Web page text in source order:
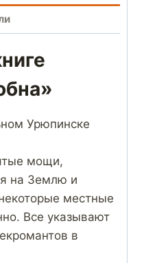
Урюпинске
мощи,
на Землю и
местные
Все указывают
в